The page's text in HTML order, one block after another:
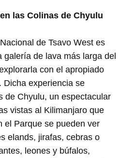
las Colinas de Chyulu
de Tsavo West es
galería de lava más larga del
con el apropiado
Dicha experiencia se
de Chyulu, un espectacular
vistas al Kilimanjaro que
el Parque se pueden ver
elands, jirafas, cebras o
leones y búfalos,